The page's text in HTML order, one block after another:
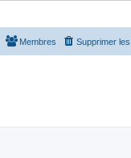
Supprimer
Membres